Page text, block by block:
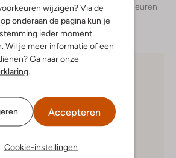
wijzigen? Via de
onderaan de pagina kun je
ieder moment
Wil je meer informatie of een
Ga naar onze
Accepteren
Cookie-instellingen
look + meer kleuren